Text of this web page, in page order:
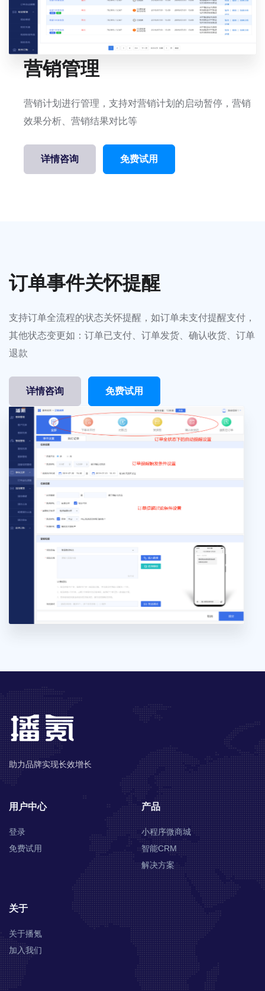
营销管理
营销计划进行管理，支持对营销计划的启动暂停，营销
效果分析、营销结果对比等
详情咨询 免费试用
订单事件关怀提醒
支持订单全流程的状态关怀提醒，如订单未支付提醒支付，
其他状态变更如：订单已支付、订单发货、确认收货、订单
退款
详情咨询 免费试用
助力品牌实现长效增长
用户中心
登录
免费试用
产品
小程序微商城
智能CRM
解决方案
关于
关于播氪
加入我们